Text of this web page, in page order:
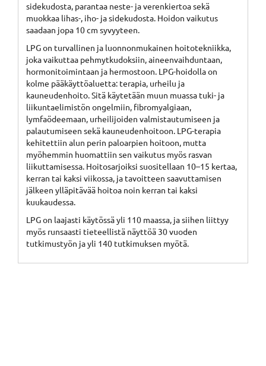
sidekudosta, parantaa neste- ja verenkiertoa sekä
muokkaa lihas-, iho- ja sidekudosta. Hoidon vaikutus
saadaan jopa 10 cm syvyyteen.
LPG on turvallinen ja luonnonmukainen hoitotekniikka,
joka vaikuttaa pehmytkudoksiin, aineenvaihduntaan,
hormonitoimintaan ja hermostoon. LPG-hoidolla on
kolme pääkäyttöaluetta: terapia, urheilu ja
kauneudenhoito. Sitä käytetään muun muassa tuki- ja
liikuntaelimistön ongelmiin, fibromyalgiaan,
lymfaödeemaan, urheilijoiden valmistautumiseen ja
palautumiseen sekä kauneudenhoitoon. LPG-terapia
kehitettiin alun perin paloarpien hoitoon, mutta
myöhemmin huomattiin sen vaikutus myös rasvan
liikuttamisessa. Hoitosarjoiksi suositellaan 10–15 kertaa,
kerran tai kaksi viikossa, ja tavoitteen saavuttamisen
jälkeen ylläpitävää hoitoa noin kerran tai kaksi
kuukaudessa.
LPG on laajasti käytössä yli 110 maassa, ja siihen liittyy
myös runsaasti tieteellistä näyttöä 30 vuoden
tutkimustyön ja yli 140 tutkimuksen myötä.